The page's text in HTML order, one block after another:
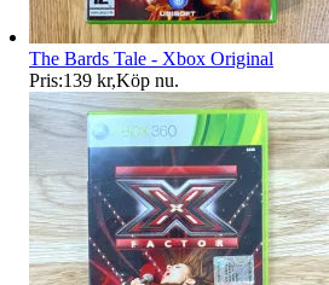
The Bards Tale - Xbox Original
Pris:139 kr,Köp nu.